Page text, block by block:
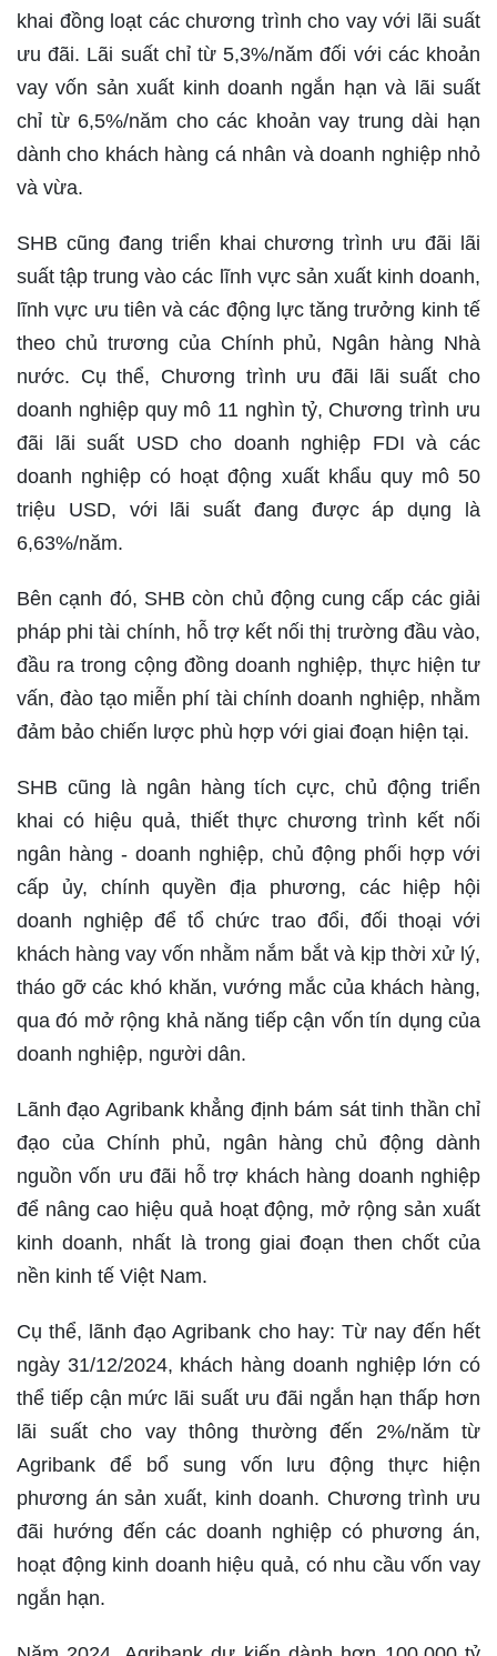
khai đồng loạt các chương trình cho vay với lãi suất
ưu đãi. Lãi suất chỉ từ 5,3%/năm đối với các khoản
vay vốn sản xuất kinh doanh ngắn hạn và lãi suất
chỉ từ 6,5%/năm cho các khoản vay trung dài hạn
dành cho khách hàng cá nhân và doanh nghiệp nhỏ
và vừa.
SHB cũng đang triển khai chương trình ưu đãi lãi
suất tập trung vào các lĩnh vực sản xuất kinh doanh,
lĩnh vực ưu tiên và các động lực tăng trưởng kinh tế
theo chủ trương của Chính phủ, Ngân hàng Nhà
nước. Cụ thể, Chương trình ưu đãi lãi suất cho
doanh nghiệp quy mô 11 nghìn tỷ, Chương trình ưu
đãi lãi suất USD cho doanh nghiệp FDI và các
doanh nghiệp có hoạt động xuất khẩu quy mô 50
triệu USD, với lãi suất đang được áp dụng là
6,63%/năm.
Bên cạnh đó, SHB còn chủ động cung cấp các giải
pháp phi tài chính, hỗ trợ kết nối thị trường đầu vào,
đầu ra trong cộng đồng doanh nghiệp, thực hiện tư
vấn, đào tạo miễn phí tài chính doanh nghiệp, nhằm
đảm bảo chiến lược phù hợp với giai đoạn hiện tại.
SHB cũng là ngân hàng tích cực, chủ động triển
khai có hiệu quả, thiết thực chương trình kết nối
ngân hàng - doanh nghiệp, chủ động phối hợp với
cấp ủy, chính quyền địa phương, các hiệp hội
doanh nghiệp để tổ chức trao đổi, đối thoại với
khách hàng vay vốn nhằm nắm bắt và kịp thời xử lý,
tháo gỡ các khó khăn, vướng mắc của khách hàng,
qua đó mở rộng khả năng tiếp cận vốn tín dụng của
doanh nghiệp, người dân.
Lãnh đạo Agribank khẳng định bám sát tinh thần chỉ
đạo của Chính phủ, ngân hàng chủ động dành
nguồn vốn ưu đãi hỗ trợ khách hàng doanh nghiệp
để nâng cao hiệu quả hoạt động, mở rộng sản xuất
kinh doanh, nhất là trong giai đoạn then chốt của
nền kinh tế Việt Nam.
Cụ thể, lãnh đạo Agribank cho hay: Từ nay đến hết
ngày 31/12/2024, khách hàng doanh nghiệp lớn có
thể tiếp cận mức lãi suất ưu đãi ngắn hạn thấp hơn
lãi suất cho vay thông thường đến 2%/năm từ
Agribank để bổ sung vốn lưu động thực hiện
phương án sản xuất, kinh doanh. Chương trình ưu
đãi hướng đến các doanh nghiệp có phương án,
hoạt động kinh doanh hiệu quả, có nhu cầu vốn vay
ngắn hạn.